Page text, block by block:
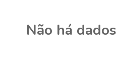
Não há